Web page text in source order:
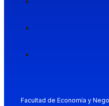
Facultad de Economía y